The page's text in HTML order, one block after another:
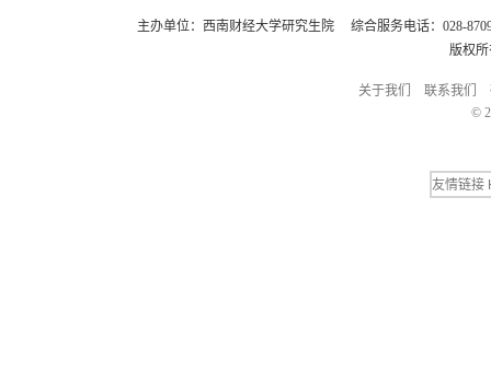
主办单位：西南财经大学研究生院 综合服务电话：028-
版权
关于我们 联系我们
©